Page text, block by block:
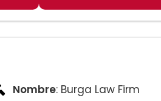
Nombre: Burga Law Firm